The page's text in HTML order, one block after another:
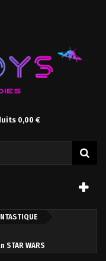
0,00 €
STAR WARS